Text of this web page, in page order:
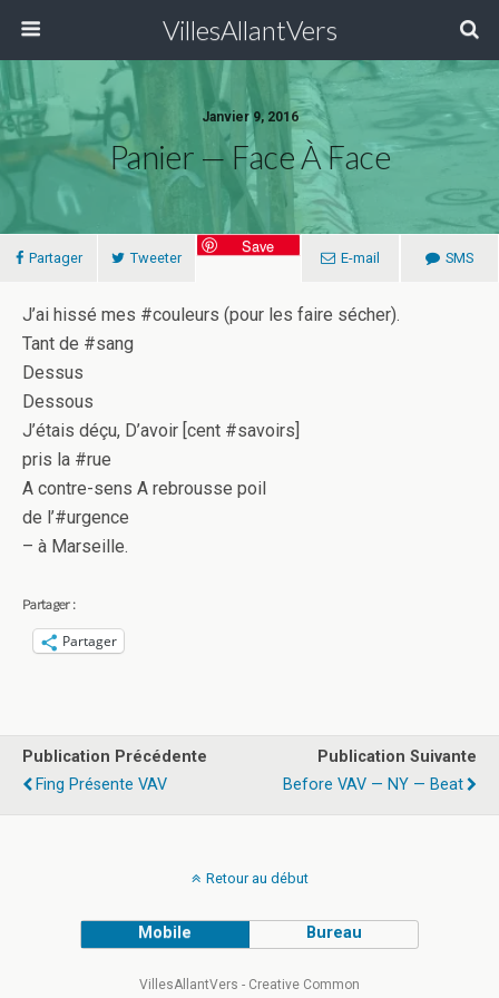
VillesAllantVers
Janvier 9, 2016
Panier — Face À Face
Partager Tweeter
Save
E-mail SMS
J’ai hissé mes #couleurs (pour les faire sécher).
Tant de #sang
Dessus
Dessous
J’étais déçu, D’avoir [cent #savoirs]
pris la #rue
A contre-sens A rebrousse poil
de l’#urgence
– à Marseille.
Partager :
Partager
Publication Précédente
Fing Présente VAV
Publication Suivante
Before VAV — NY — Beat
Retour au début
Mobile Bureau
VillesAllantVers - Creative Common